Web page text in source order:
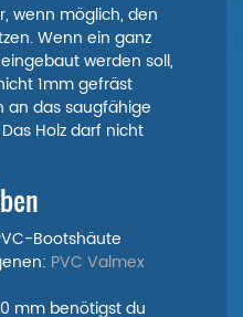
wenn möglich, den
Wenn ein ganz
werden soll,
1mm gefräst
an das saugfähige
Holz darf nicht
Bootshäute
PVC Valmex
mm benötigst du